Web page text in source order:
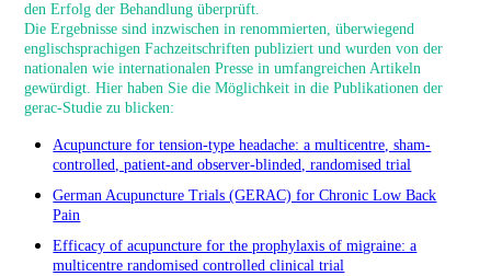
den Erfolg der Behandlung überprüft.
Die Ergebnisse sind inzwischen in renommierten, überwiegend
englischsprachigen Fachzeitschriften publiziert und wurden von der
nationalen wie internationalen Presse in umfangreichen Artikeln
gewürdigt.Hier haben Sie die Möglichkeit in die Publikationen der
gerac-Studie zu blicken:
Acupuncture for tension-type headache: a multicentre, sham-
controlled, patient-and observer-blinded, randomised trial
German Acupuncture Trials (GERAC) for Chronic Low Back
Pain
Efficacy of acupuncture for the prophylaxis of migraine: a
multicentre randomised controlled clinical trial